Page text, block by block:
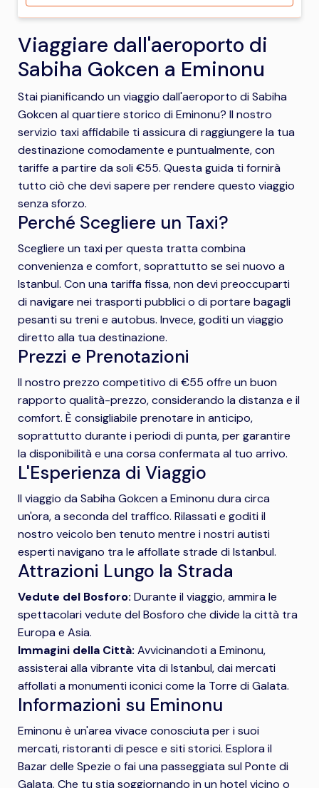
Viaggiare dall'aeroporto di
Sabiha Gokcen a Eminonu
Stai pianificando un viaggio dall'aeroporto di Sabiha
Gokcen al quartiere storico di Eminonu? Il nostro
servizio taxi affidabile ti assicura di raggiungere la tua
destinazione comodamente e puntualmente, con
tariffe a partire da soli €55. Questa guida ti fornirà
tutto ciò che devi sapere per rendere questo viaggio
senza sforzo.
Perché Scegliere un Taxi?
Scegliere un taxi per questa tratta combina
convenienza e comfort, soprattutto se sei nuovo a
Istanbul. Con una tariffa fissa, non devi preoccuparti
di navigare nei trasporti pubblici o di portare bagagli
pesanti su treni e autobus. Invece, goditi un viaggio
diretto alla tua destinazione.
Prezzi e Prenotazioni
Il nostro prezzo competitivo di €55 offre un buon
rapporto qualità-prezzo, considerando la distanza e il
comfort. È consigliabile prenotare in anticipo,
soprattutto durante i periodi di punta, per garantire
la disponibilità e una corsa confermata al tuo arrivo.
L'Esperienza di Viaggio
Il viaggio da Sabiha Gokcen a Eminonu dura circa
un'ora, a seconda del traffico. Rilassati e goditi il
nostro veicolo ben tenuto mentre i nostri autisti
esperti navigano tra le affollate strade di Istanbul.
Attrazioni Lungo la Strada
Vedute del Bosforo: Durante il viaggio, ammira le
spettacolari vedute del Bosforo che divide la città tra
Europa e Asia.
Immagini della Città: Avvicinandoti a Eminonu,
assisterai alla vibrante vita di Istanbul, dai mercati
affollati a monumenti iconici come la Torre di Galata.
Informazioni su Eminonu
Eminonu è un'area vivace conosciuta per i suoi
mercati, ristoranti di pesce e siti storici. Esplora il
Bazar delle Spezie o fai una passeggiata sul Ponte di
Galata. Che tu stia soggiornando in un hotel vicino o